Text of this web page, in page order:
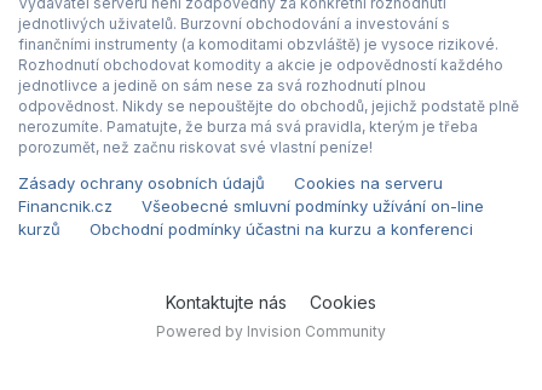
jednotlivých uživatelů. Burzovní obchodování a investování s
finančními instrumenty (a komoditami obzvláště) je vysoce rizikové.
Rozhodnutí obchodovat komodity a akcie je odpovědností každého
jednotlivce a jedině on sám nese za svá rozhodnutí plnou
odpovědnost. Nikdy se nepouštějte do obchodů, jejichž podstatě plně
nerozumíte. Pamatujte, že burza má svá pravidla, kterým je třeba
porozumět, než začnu riskovat své vlastní peníze!
Zásady ochrany osobních údajů
Cookies na serveru
Financnik.cz
Všeobecné smluvní podmínky užívání on-line
kurzů
Obchodní podmínky účastni na kurzu a konferenci
Kontaktujte nás Cookies
Powered by Invision Community